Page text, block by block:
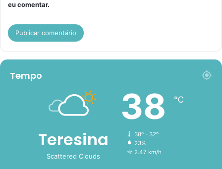
eu comentar.
Tempo
Teresina
Scattered Clouds
38 ℃
38º - 32º
23%
2.47 km/h